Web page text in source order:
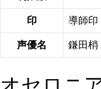
印 導師印
声優名 鎌田梢